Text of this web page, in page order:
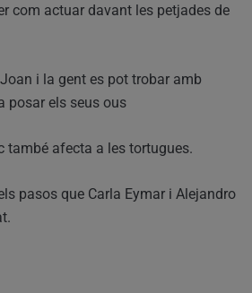
com actuar davant les petjades de
i la gent es pot trobar amb
posar els seus ous
també afecta a les tortugues.
pasos que Carla Eymar i Alejandro